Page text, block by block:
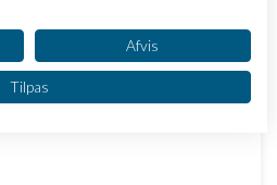
sikkert
Afvis
Tilpas